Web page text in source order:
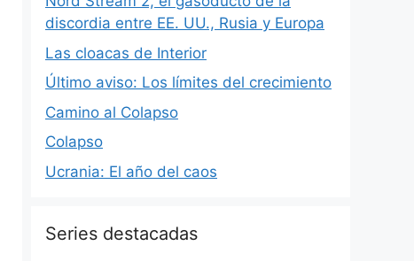
discordia entre EE. UU., Rusia y Europa
Las cloacas de Interior
Último aviso: Los límites del crecimiento
Camino al Colapso
Colapso
Ucrania: El año del caos
Series destacadas